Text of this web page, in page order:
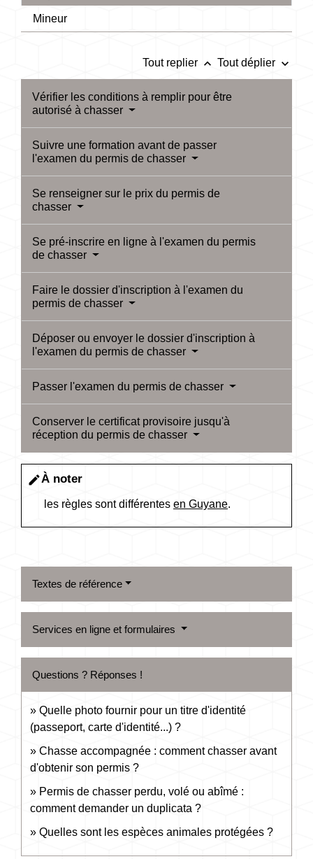
Mineur
Tout replier keyboard_arrow_up Tout déplier keyboard_arrow_down
Vérifier les conditions à remplir pour être
autorisé à chasser
Suivre une formation avant de passer
l'examen du permis de chasser
Se renseigner sur le prix du permis de
chasser
Se pré-inscrire en ligne à l'examen du permis
de chasser
Faire le dossier d'inscription à l'examen du
permis de chasser
Déposer ou envoyer le dossier d'inscription à
l'examen du permis de chasser
Passer l'examen du permis de chasser
Conserver le certificat provisoire jusqu'à
réception du permis de chasser
editÀ noter
les règles sont différentes en Guyane.
Textes de référence
Services en ligne et formulaires
Questions ? Réponses !
Quelle photo fournir pour un titre d'identité
(passeport, carte d'identité...) ?
Chasse accompagnée : comment chasser avant
d'obtenir son permis ?
Permis de chasser perdu, volé ou abîmé :
comment demander un duplicata ?
Quelles sont les espèces animales protégées ?